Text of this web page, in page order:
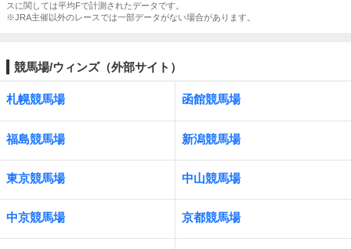
スに関しては平均Fで計測されたデータです。
※JRA主催以外のレースでは一部データがない場合があります。
競馬場/ウィンズ（外部サイト）
札幌競馬場 函館競馬場
福島競馬場 新潟競馬場
東京競馬場 中山競馬場
中京競馬場 京都競馬場